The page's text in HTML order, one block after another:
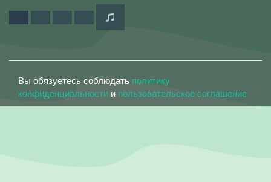
Вы обязуетесь соблюдать политику
конфиденциальности и пользовательское соглашение